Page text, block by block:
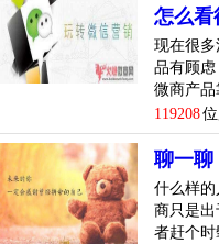
怎么看
现在很
品有顾虑
微商产品
119208
聊一聊
什么样
商只是
者赶个时